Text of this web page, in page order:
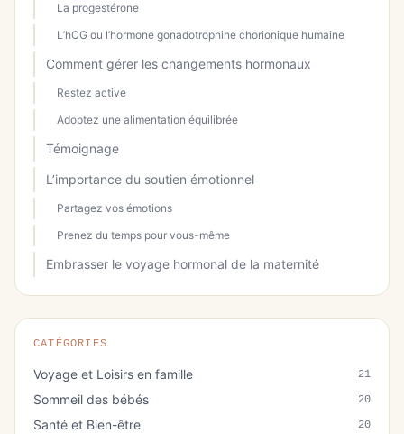
La progestérone
L’hCG ou l’hormone gonadotrophine chorionique humaine
Comment gérer les changements hormonaux
Restez active
Adoptez une alimentation équilibrée
Témoignage
L’importance du soutien émotionnel
Partagez vos émotions
Prenez du temps pour vous-même
Embrasser le voyage hormonal de la maternité
CATÉGORIES
Voyage et Loisirs en famille 21
Sommeil des bébés 20
Santé et Bien-être 20